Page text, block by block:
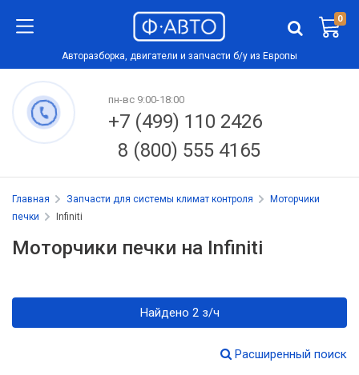
0
Авторазборка, двигатели и запчасти б/у из Европы
пн-вс 9:00-18:00
+7 (499) 110 2426
8 (800) 555 4165
Главная Запчасти для системы климат контроля
Моторчики
печки
Infiniti
Моторчики печки на Infiniti
Найдено 2 з/ч
Расширенный поиск